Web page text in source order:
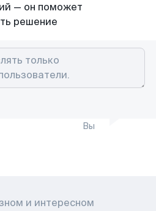
— он поможет
решение
Вы
и интересном